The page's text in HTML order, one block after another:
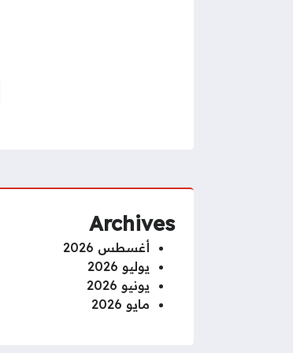
Archives
أغسطس 2026
يوليو 2026
يونيو 2026
مايو 2026